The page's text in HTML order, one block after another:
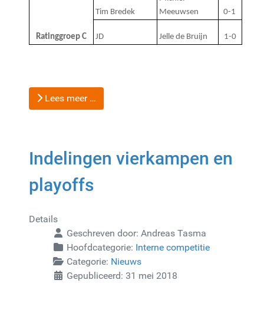
Ratinggroep C
Tim Bredek
Meeuwsen
0-1
JD Jelle de Bruijn 1-0
Lees meer …
Indelingen vierkampen en
playoffs
Details
Geschreven door: Andreas Tasma
Hoofdcategorie: Interne competitie
Categorie: Nieuws
Gepubliceerd: 31 mei 2018